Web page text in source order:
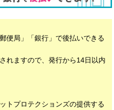
便局」「銀行」で後払いできる
れますので、発行から14日以内
トプロテクションズの提供する